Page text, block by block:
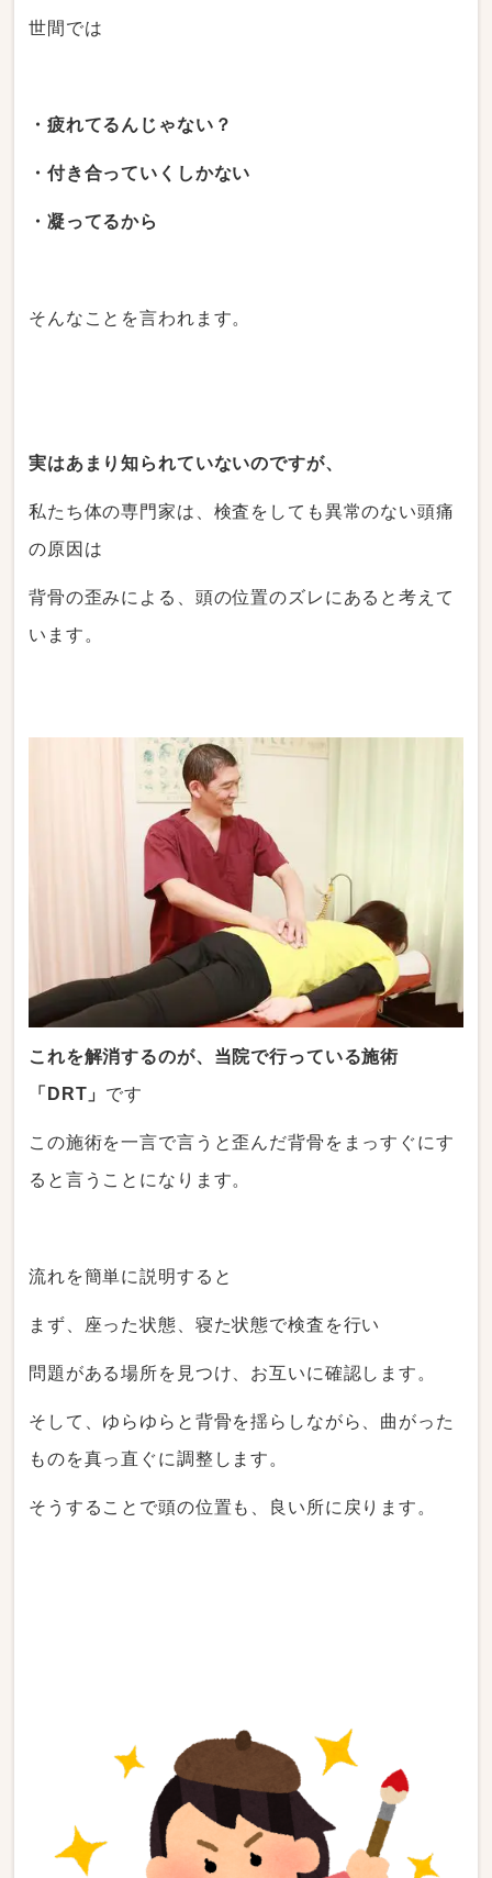
世間では
・疲れてるんじゃない？
・付き合っていくしかない
・凝ってるから
そんなことを言われます。
実はあまり知られていないのですが、
私たち体の専門家は、検査をしても異常のない頭痛
の原因は
背骨の歪みによる、頭の位置のズレにあると考えて
います。
これを解消するのが、当院で行っている施術
「DRT」 です
この施術を一言で言うと歪んだ背骨をまっすぐにす
ると言うことになります。
流れを簡単に説明すると
まず、座った状態、寝た状態で検査を行い
問題がある場所を見つけ、お互いに確認します。
そして、ゆらゆらと背骨を揺らしながら、曲がった
ものを真っ直ぐに調整します。
そうすることで頭の位置も、良い所に戻ります。